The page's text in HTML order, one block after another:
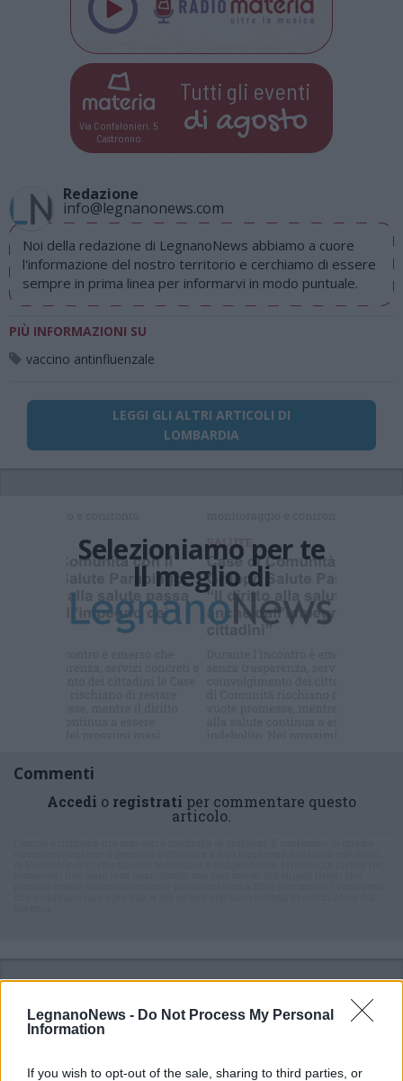
LegnanoNews - Do Not Process My Personal
Information
If you wish to opt-out of the sale, sharing to third parties, or
Via Confalonieri, 5
Castronno
Tutti gli eventi
di agosto
Redazione
info@legnanonews.com
Noi della redazione di LegnanoNews abbiamo a cuore
l'informazione del nostro territorio e cerchiamo di essere
sempre in prima linea per informarvi in modo puntuale.
PIÙ INFORMAZIONI SU
vaccino antinfluenzale
LEGGI GLI ALTRI ARTICOLI DI
LOMBARDIA
Selezioniamo per te
Il meglio di
Commenti
Accedi o registrati per commentare questo
articolo.